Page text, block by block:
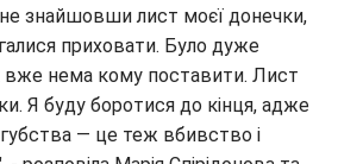
знайшовши лист моєї донечки,
приховати. Було дуже
вже нема кому поставити. Лист
Я буду боротися до кінця, адже
— це теж вбивство і